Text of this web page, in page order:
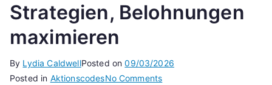
Strategien, Belohnungen
maximieren
By Lydia CaldwellPosted on09/03/2026
Posted in AktionscodesNo Commentson